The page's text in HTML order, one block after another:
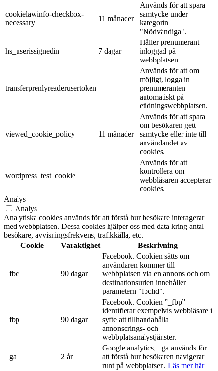
cookielawinfo-checkbox-
necessary
11 månader
Används för att spara
samtycke under
kategorin
"Nödvändiga".
hs_userissignedin 7 dagar
Håller prenumerant
inloggad på
webbplatsen.
transferprenlyreaderusertoken
Används för att om
möjligt, logga in
prenumeranten
automatiskt på
etidningswebbplatsen.
viewed_cookie_policy 11 månader
Används för att spara
om besökaren gett
samtycke eller inte till
användandet av
cookies.
wordpress_test_cookie
Används för att
kontrollera om
webbläsaren accepterar
cookies.
Analys
Analys
Analytiska cookies används för att förstå hur besökare interagerar
med webbplatsen. Dessa cookies hjälper oss med data kring antal
besökare, avvisningsfrekvens, trafikkälla, etc.
Cookie
Varaktighet Beskrivning
_fbc 90 dagar
Facebook. Cookien sätts om
användaren kommer till
webbplatsen via en annons och om
destinationsurlen innehåller
parametern "fbclid".
_fbp 90 dagar
Facebook. Cookien ”_fbp”
identifierar exempelvis webbläsare i
syfte att tillhandahålla
annonserings- och
webbplatsanalystjänster.
_ga 2 år
Google analytics, _ga används för
att förstå hur besökaren navigerar
runt på webbplatsen. Läs mer här